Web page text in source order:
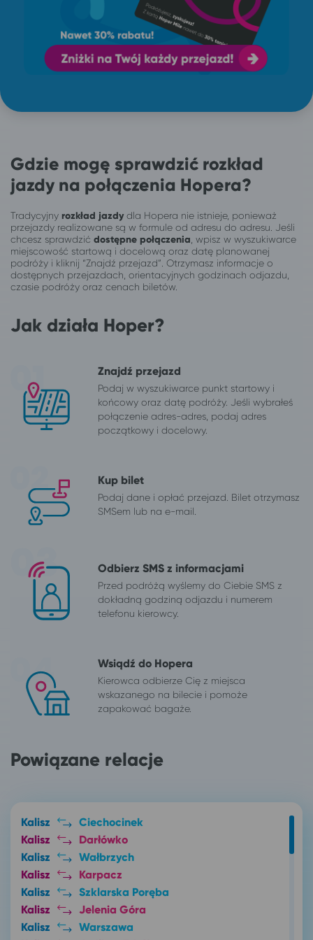
Gdzie mogę sprawdzić rozkład
jazdy na połączenia Hopera?
Tradycyjny rozkład jazdydla Hopera nie istnieje, ponieważ
przejazdy realizowane są w formule od adresu do adresu. Jeśli
chcesz sprawdzić dostępne połączenia , wpisz w wyszukiwarce
miejscowość startową i docelową oraz datę planowanej
podróży i kliknij “Znajdź przejazd”. Otrzymasz informacje o
dostępnych przejazdach, orientacyjnych godzinach odjazdu,
czasie podróży oraz cenach biletów.
Jak działa Hoper?
Znajdź przejazd
Podaj w wyszukiwarce punkt startowy i
końcowy oraz datę podróży. Jeśli wybrałeś
połączenie adres-adres, podaj adres
początkowy i docelowy.
Kup bilet
Podaj dane i opłać przejazd. Bilet otrzymasz
SMSem lub na e-mail.
Odbierz SMS z informacjami
Przed podróżą wyślemy do Ciebie SMS z
dokładną godziną odjazdu i numerem
telefonu kierowcy.
Wsiądź do Hopera
Kierowca odbierze Cię z miejsca
wskazanego na bilecie i pomoże
zapakować bagaże.
Powiązane relacje
Kalisz
Ciechocinek
Kalisz
Darłówko
Kalisz
Wałbrzych
Kalisz
Karpacz
Kalisz
Szklarska Poręba
Kalisz
Jelenia Góra
Kalisz
Warszawa